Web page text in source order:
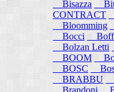
Bisazza
CONTRACT
Bloomming
Bocci
Bolzan Letti
BOOM
BOSC
BRABBU